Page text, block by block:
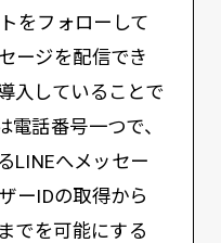
をフォローして
ージを配信でき
入していることで
電話番号一つで、
LINEへメッセー
ーIDの取得から
でを可能にする